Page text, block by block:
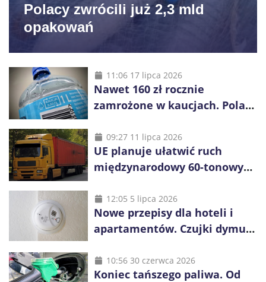
Polacy zwrócili już 2,3 mld
opakowań
11:06 17 lipca 2026
Nawet 160 zł rocznie
zamrożone w kaucjach. Polacy
vouchery
09:27 11 lipca 2026
UE planuje ułatwić ruch
międzynarodowy 60-tonowych
konkurencji
12:05 5 lipca 2026
Nowe przepisy dla hoteli i
apartamentów. Czujki dymu
10:56 30 czerwca 2026
Koniec tańszego paliwa. Od